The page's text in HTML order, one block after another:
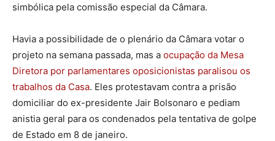
simbólica pela comissão especial da Câmara.
Havia a possibilidade de o plenário da Câmara votar o
projeto na semana passada, mas a ocupação da Mesa
Diretora por parlamentares oposicionistas paralisou os
trabalhos da Casa. Eles protestavam contra a prisão
domiciliar do ex-presidente Jair Bolsonaro e pediam
anistia geral para os condenados pela tentativa de golpe
de Estado em 8 de janeiro.